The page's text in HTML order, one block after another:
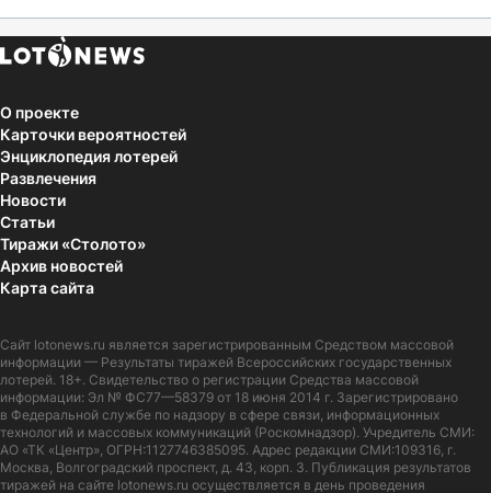
О проекте
Карточки вероятностей
Энциклопедия лотерей
Развлечения
Новости
Статьи
Тиражи «Столото»
Архив новостей
Карта сайта
Сайт lotonews.ru является зарегистрированным Средством массовой
информации — Результаты тиражей Всероссийских государственных
лотерей. 18+. Свидетельство о регистрации Средства массовой
информации: Эл № ФС77—58379 от 18 июня 2014 г. Зарегистрировано
в Федеральной службе по надзору в сфере связи, информационных
технологий и массовых коммуникаций (Роскомнадзор). Учредитель СМИ:
АО «ТК «Центр», ОГРН:1127746385095. Адрес редакции СМИ:109316, г.
Москва, Волгоградский проспект, д. 43, корп. 3. Публикация результатов
тиражей на сайте lotonews.ru осуществляется в день проведения